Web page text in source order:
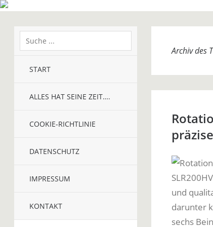
START
ALLES HAT SEINE ZEIT….
COOKIE-RICHTLINIE
DATENSCHUTZ
IMPRESSUM
KONTAKT
Archiv des
und
darunter
sechs